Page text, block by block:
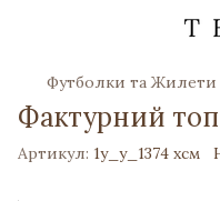
Футболки та Жилети
Фактурний
Артикул: 1y_y_1374 хсм